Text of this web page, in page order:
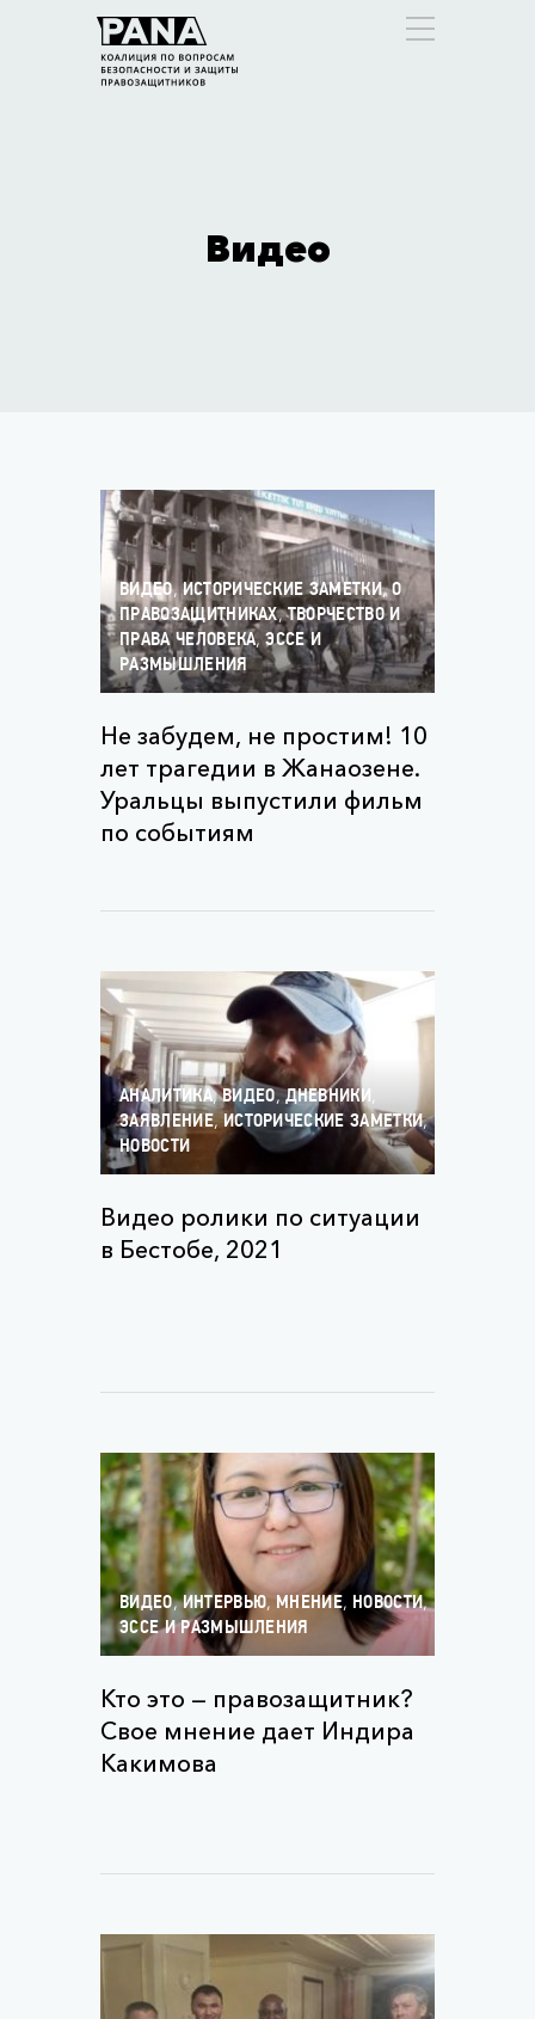
Видео
ВИДЕО,ИСТОРИЧЕСКИЕ ЗАМЕТКИ,О
ПРАВОЗАЩИТНИКАХ,ТВОРЧЕСТВО И
ПРАВА ЧЕЛОВЕКА,ЭССЕ И
РАЗМЫШЛЕНИЯ
Не забудем, не простим! 10
лет трагедии в Жанаозене.
Уральцы выпустили фильм
по событиям
АНАЛИТИКА,ВИДЕО,ДНЕВНИКИ
ЗАЯВЛЕНИЕ,ИСТОРИЧЕСКИЕ ЗАМЕТКИ,
НОВОСТИ
Видео ролики по ситуации
в Бестобе, 2021
ВИДЕО,ИНТЕРВЬЮ,МНЕНИЕ, НОВОСТИ,
ЭССЕ И РАЗМЫШЛЕНИЯ
Кто это — правозащитник?
Свое мнение дает Индира
Какимова